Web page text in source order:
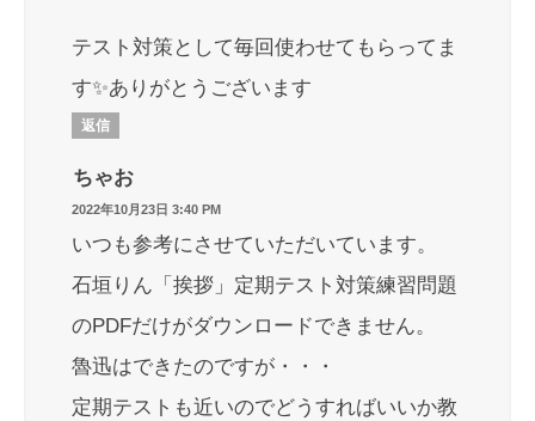
テスト対策として毎回使わせてもらってま
す✨ありがとうございます
返信
ちゃお
2022年10月23日 3:40 PM
いつも参考にさせていただいています。
石垣りん「挨拶」定期テスト対策練習問題
のPDFだけがダウンロードできません。
魯迅はできたのですが・・・
定期テストも近いのでどうすればいいか教